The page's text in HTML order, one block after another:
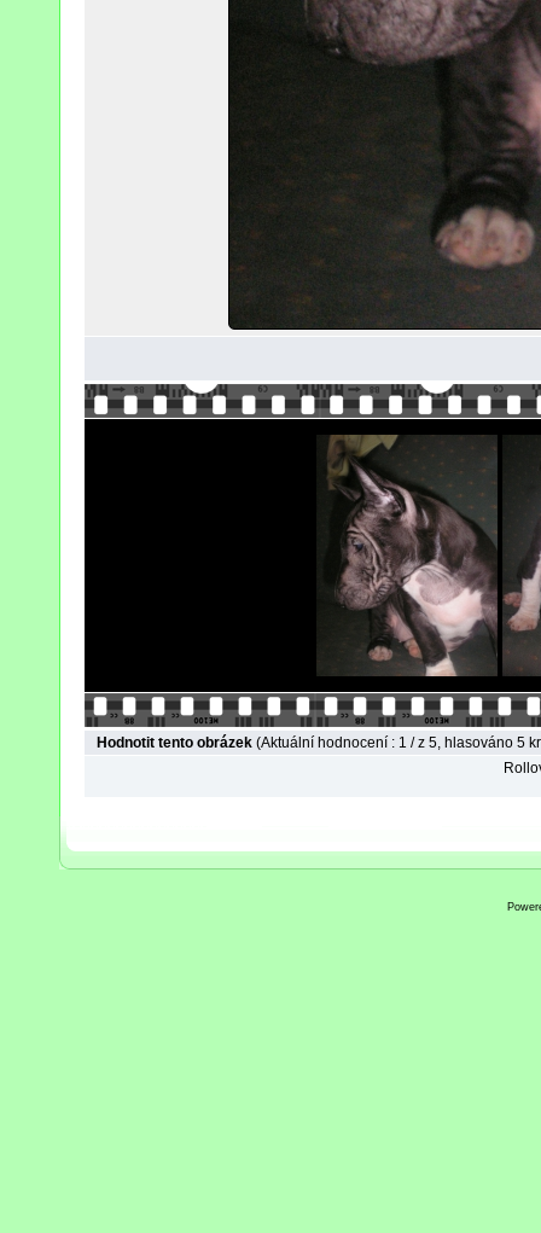
Hodnotit tento obrázek (Aktuální hodnocení : 1 / z 5, hlasováno 5